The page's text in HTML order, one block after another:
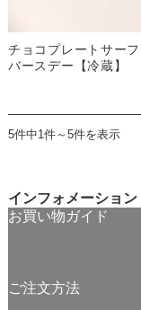
チョコプレートサーフ
バースデー【冷蔵】
5件中1件～5件を表示
インフォメーション
お買い物ガイド
ご注文方法